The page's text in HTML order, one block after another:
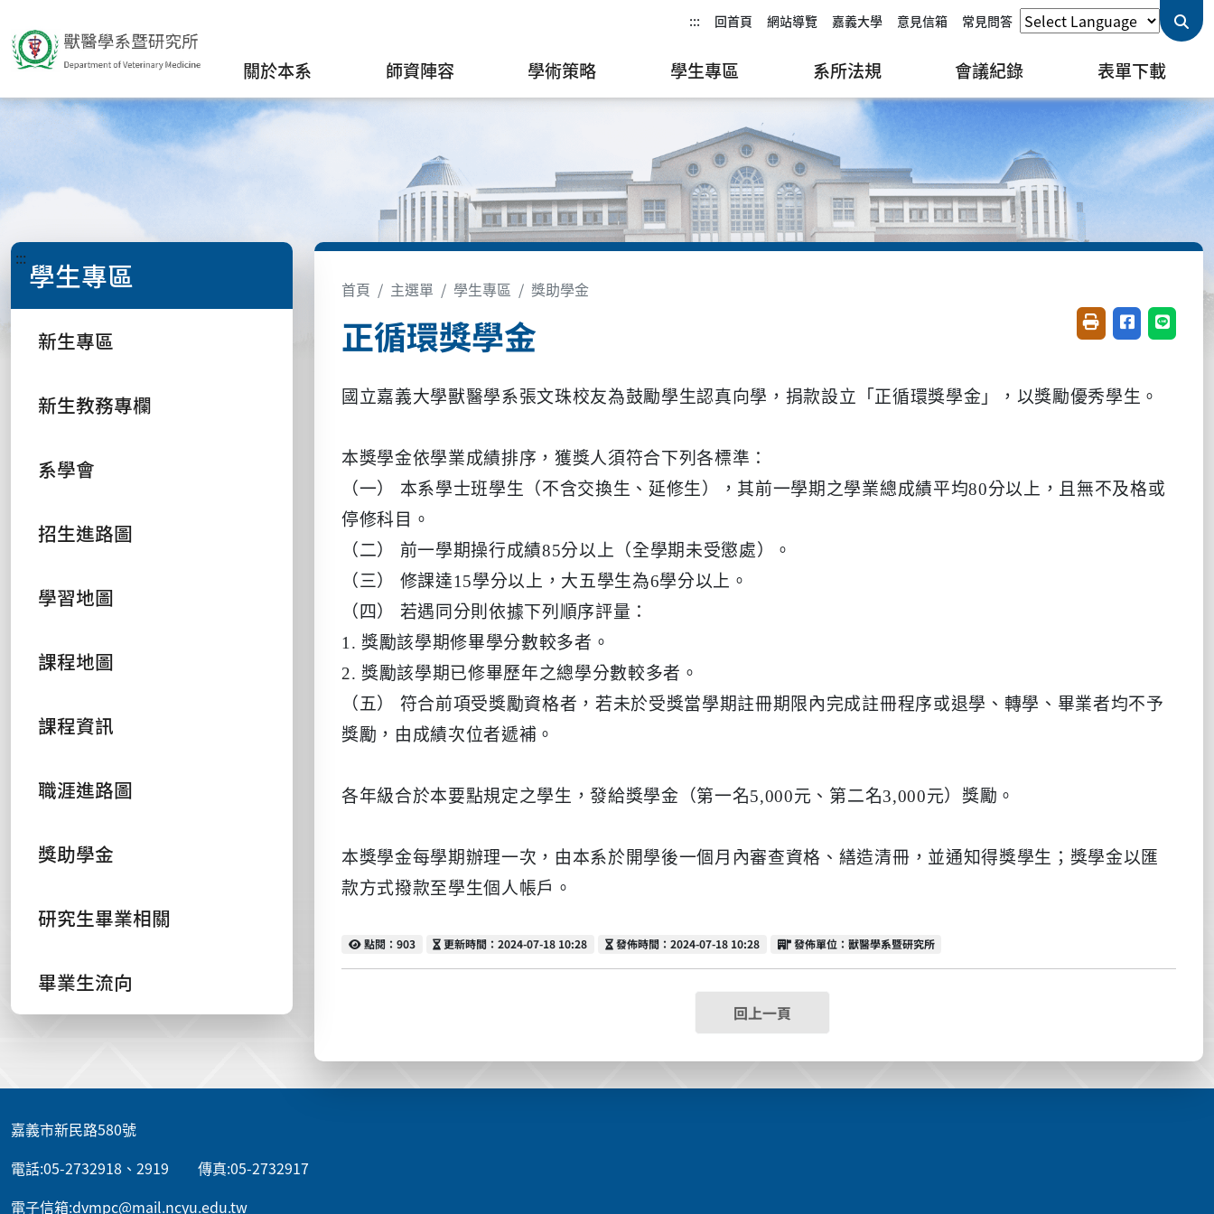
::: 回首頁 網站導覽 嘉義大學 意見信箱 常見問答
關於本系 師資陣容 學術策略 學生專區 系所法規 會議紀錄 表單下載
::: 學生專區
新生專區
新生教務專欄
系學會
招生進路圖
學習地圖
課程地圖
課程資訊
職涯進路圖
獎助學金
研究生畢業相關
畢業生流向
首頁 主選單 學生專區 獎助學金
正循環獎學金 友善列印(開新視窗)
分享至臉書(
分享至
國立嘉義大學獸醫學系張文珠校友為鼓勵學生認真向學，捐款設立 「正循環獎學金」 ，以獎勵優秀學生。
本獎學金依學業成績排序，獲獎人須符合下列各標準：
（一） 本系學士班學生（不含交換生、延修生），其前一學期之學業總成績平均80分以上，且無不及格或
停修科目。
（二） 前一學期操行成績85分以上（全學期未受懲處）。
（三） 修課達15學分以上，大五學生為6學分以上。
（四） 若遇同分則依據下列順序評量：
1. 獎勵該學期修畢學分數較多者。
2. 獎勵該學期已修畢歷年之總學分數較多者。
（五） 符合前項受獎勵資格者，若未於受獎當學期註冊期限內完成註冊程序或退學、轉學、畢業者均不予
獎勵，由成績次位者遞補。
各年級合於本要點規定之學生，發給獎學金（第一名5,000元、第二名3,000元）獎勵。
本獎學金每學期辦理一次，由本系於開學後一個月內審查資格、繕造清冊，並通知得獎學生；獎學金以匯
款方式撥款至學生個人帳戶。
點閱
點閱：903 更新時間
更新時間：2024-07-18 10:28 發佈時間
發佈時間：2024-07-18 10:28 發佈單位
發佈單位：獸醫學系暨研究所
回上一頁
嘉義市新民路580號
電話:05-2732918、2919 傳真:05-2732917
電子信箱:dvmpc@mail.ncyu.edu.tw